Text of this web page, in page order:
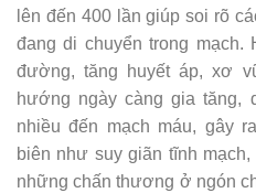
lên đến 400 lần giúp soi rõ
đang di chuyển trong mạch.
đường, tăng huyết áp, xơ
hướng ngày càng gia tăng,
nhiều đến mạch máu, gây
biên như suy giãn tĩnh
những chấn thương ở ngón